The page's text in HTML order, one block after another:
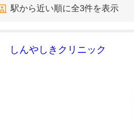
駅から近い順に全3件を表示
しんやしきクリニック